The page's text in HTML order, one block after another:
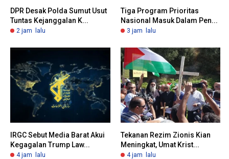
DPR Desak Polda Sumut Usut
Tuntas Kejanggalan K...
2 jam lalu
Tiga Program Prioritas
Nasional Masuk Dalam Pen...
3 jam lalu
IRGC Sebut Media Barat Akui
Kegagalan Trump Law...
4 jam lalu
Tekanan Rezim Zionis Kian
Meningkat, Umat Krist...
4 jam lalu